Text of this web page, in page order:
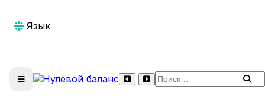
Язык
Поиск по сайту